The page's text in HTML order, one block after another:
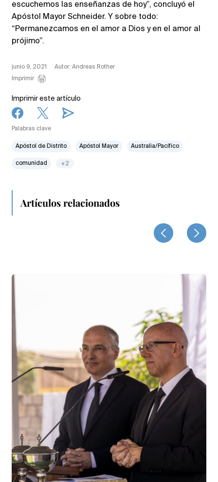
escuchemos las enseñanzas de hoy”, concluyó el
Apóstol Mayor Schneider. Y sobre todo:
“Permanezcamos en el amor a Dios y en el amor al
prójimo”.
junio 9, 2021
Autor: Andreas Rother
Imprimir
Imprimir este artículo
Palabras clave
Apóstol de Distrito Apóstol Mayor Australia/Pacífico
comunidad +2
Artículos relacionados